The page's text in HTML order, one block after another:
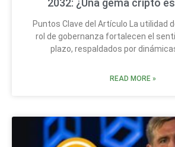
2032: ¿Una gema cripto
Puntos Clave del Artículo La utilidad
rol de gobernanza fortalecen el
plazo, respaldados por
READ MORE »